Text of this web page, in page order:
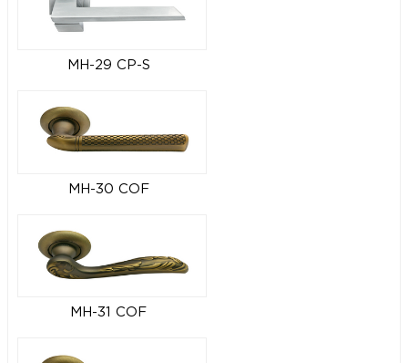
MH-29 CP-S
MH-30 COF
MH-31 COF